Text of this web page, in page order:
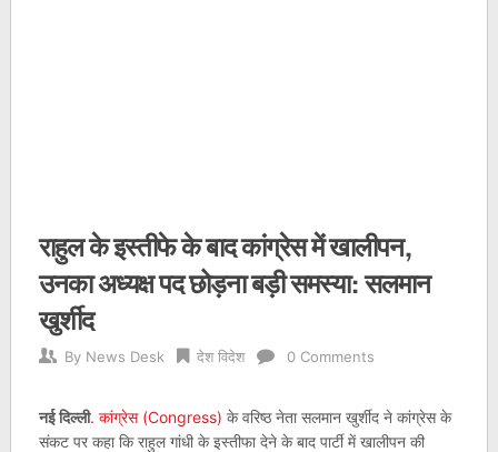
राहुल के इस्‍तीफे के बाद कांग्रेस में खालीपन,
उनका अध्‍यक्ष पद छोड़ना बड़ी समस्‍या: सलमान
खुर्शीद
By News Desk देश विदेश 0 Comments
नई दिल्‍ली. कांग्रेस (Congress) के वरिष्‍ठ नेता सलमान खुर्शीद ने कांग्रेस के
संकट पर कहा कि राहुल गांधी के इस्‍तीफा देने के बाद पार्टी में खालीपन की